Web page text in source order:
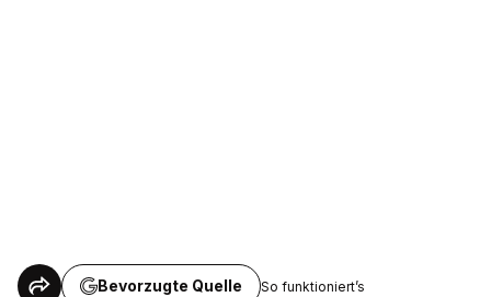
Bevorzugte Quelle So funktioniert’s